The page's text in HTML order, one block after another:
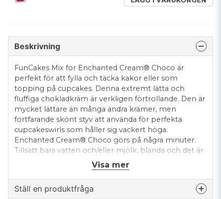
Beskrivning
FunCakes Mix for Enchanted Cream® Choco är
perfekt för att fylla och täcka kakor eller som
topping på cupcakes. Denna extremt lätta och
fluffiga chokladkräm är verkligen förtrollande. Den är
mycket lättare än många andra krämer, men
fortfarande skönt styv att använda för perfekta
cupcakeswirls som håller sig vackert höga.
Enchanted Cream® Choco görs på några minuter.
Tillsätt bara vatten och/eller mjölk, blanda och det är
klart att användas omedelbart. Med den här
versionen av vår berömda grädde kan du njuta av det
bästa av två världar: den himmelska smaken och
konsistensen av Enchanted Cream® och den rika
Visa mer
Ställ en produktfråga